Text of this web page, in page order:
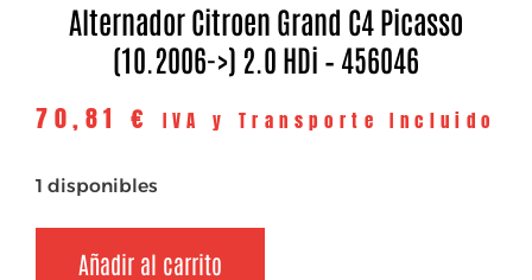
Alternador Citroen Grand C4 Picasso
(10.2006->) 2.0 HDi – 456046
70,81 € IVA y Transporte Incluido
1 disponibles
Añadir al carrito